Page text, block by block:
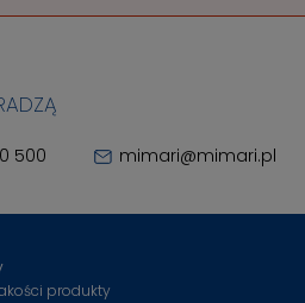
500 mimari@mimari.pl
produkty